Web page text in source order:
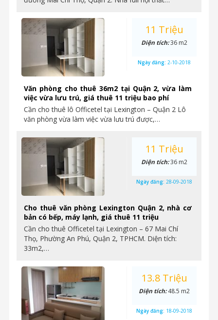
Văn phòng cho thuê 36m2 tại Quận 2, vừa làm
việc vừa lưu trú, giá thuê 11 triệu bao phí
Cần cho thuê lô Officetel tại Lexington – Quận 2 Lô
văn phòng vừa làm việc vừa lưu trú được,…
11 Triệu
Diện tích:36 m2
Ngày đăng: 2-10-2018
Cho thuê văn phòng Lexington Quận 2, nhà cơ
bản có bếp, máy lạnh, giá thuê 11 triệu
Cần cho thuê Officetel tại Lexington – 67 Mai Chí
Thọ, Phường An Phú, Quận 2, TPHCM. Diện tích:
33m2,…
11 Triệu
Diện tích:36 m2
Ngày đăng: 28-09-2018
13.8 Triệu
Diện tích:48.5 m2
Ngày đăng: 18-09-2018